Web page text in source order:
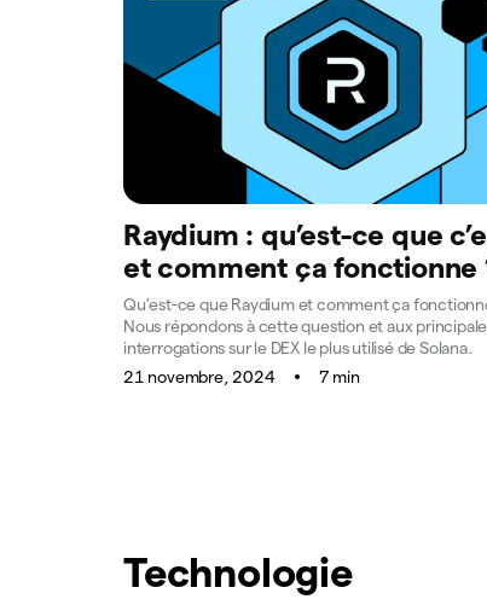
Raydium : qu’est-ce que
et comment ça fonctionne
Qu'est-ce que Raydium et comment ça
Nous répondons à cette question et aux
interrogations sur le DEX le plus utilisé de Solana.
21 novembre, 2024
7 min
Technologie